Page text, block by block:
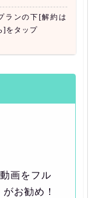
ランの下[解約は
]をタップ
画をフル
がお勧め！